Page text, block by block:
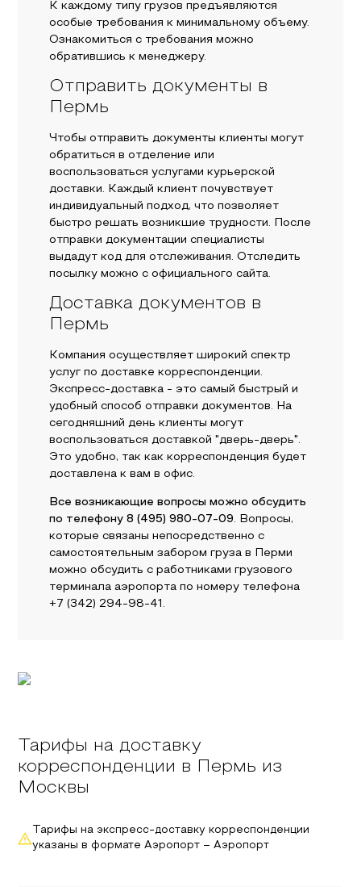
К каждому типу грузов предъявляются
особые требования к минимальному объему.
Ознакомиться с требования можно
обратившись к менеджеру.
Отправить документы в
Пермь
Чтобы отправить документы клиенты могут
обратиться в отделение или
воспользоваться услугами курьерской
доставки. Каждый клиент почувствует
индивидуальный подход, что позволяет
быстро решать возникшие трудности. После
отправки документации специалисты
выдадут код для отслеживания. Отследить
посылку можно с официального сайта.
Доставка документов в
Пермь
Компания осуществляет широкий спектр
услуг по доставке корреспонденции.
Экспресс-доставка - это самый быстрый и
удобный способ отправки документов. На
сегодняшний день клиенты могут
воспользоваться доставкой "дверь-дверь".
Это удобно, так как корреспонденция будет
доставлена к вам в офис.
Все возникающие вопросы можно обсудить
по телефону 8 (495) 980-07-09. Вопросы,
которые связаны непосредственно с
самостоятельным забором груза в Перми
можно обсудить с работниками грузового
терминала аэропорта по номеру телефона
+7 (342) 294-98-41.
Тарифы на доставку
корреспонденции в Пермь из
Москвы
Тарифы на экспресс-доставку корреспонденции
указаны в формате Аэропорт – Аэропорт